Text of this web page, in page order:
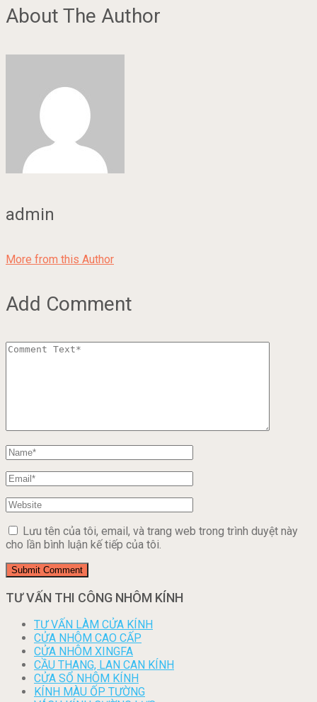
About The Author
admin
More from this Author
Add Comment
Lưu tên của tôi, email, và trang web trong trình duyệt này
cho lần bình luận kế tiếp của tôi.
TƯ VẤN THI CÔNG NHÔM KÍNH
TƯ VẤN LÀM CỬA KÍNH
CỬA NHÔM CAO CẤP
CỬA NHÔM XINGFA
CẦU THANG, LAN CAN KÍNH
CỬA SỔ NHÔM KÍNH
KÍNH MÀU ỐP TƯỜNG